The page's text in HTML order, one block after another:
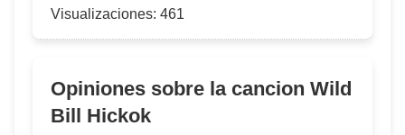
Visualizaciones: 461
Opiniones sobre la cancion Wild
Bill Hickok